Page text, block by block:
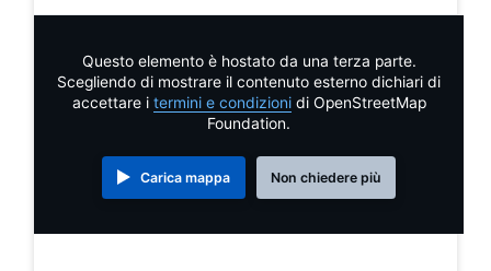
Questo elemento è hostato da una terza parte.
Scegliendo di mostrare il contenuto esterno dichiari di
accettare i termini e condizionidi OpenStreetMap
Foundation.
Carica mappa Non chiedere più